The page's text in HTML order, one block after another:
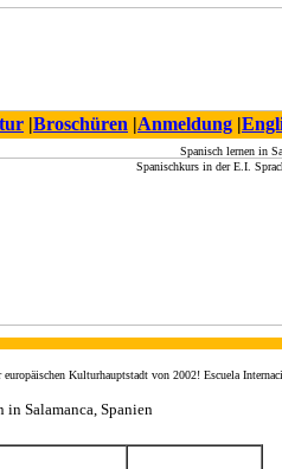
|Broschüren |Anmeldung |
Spanisch lernen in
Kulturhauptstadt von 2002! Escuela
in Salamanca, Spanien